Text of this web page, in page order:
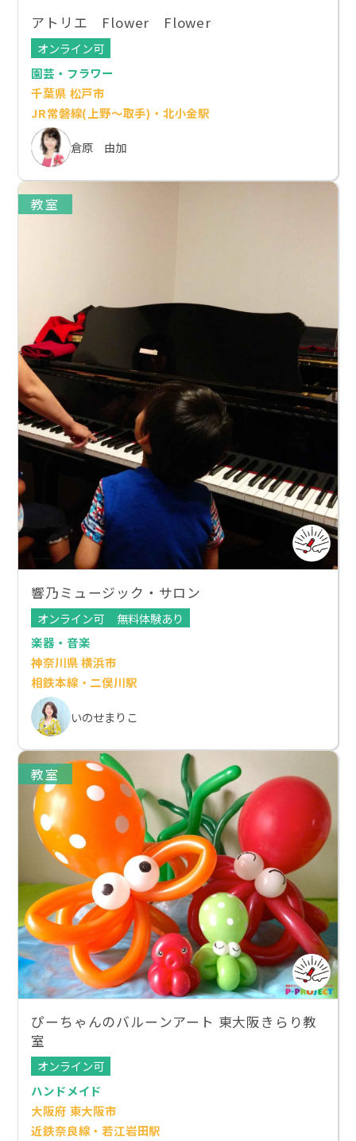
アトリエ Flower Flower
オンライン可
園芸・フラワー
千葉県 松戸市
JR常磐線(上野～取手)・北小金駅
倉原 由加
教室
響乃ミュージック・サロン
オンライン可
無料体験あり
楽器・音楽
神奈川県 横浜市
相鉄本線・二俣川駅
いのせまりこ
教室
ぴーちゃんのバルーンアート 東大阪きらり教
室
オンライン可
ハンドメイド
大阪府 東大阪市
近鉄奈良線・若江岩田駅